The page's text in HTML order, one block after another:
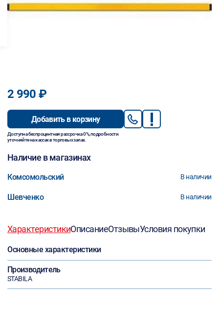
2 990 ₽
Добавить в корзину
Доступна беспроцентная рассрочка 0%, подробности
уточняйте на кассах в торговых залах.
Наличие в магазинах
Комсомольский В наличии
Шевченко В наличии
ХарактеристикиОписаниеОтзывыУсловия покупки
Основные характеристики
Производитель
STABILA